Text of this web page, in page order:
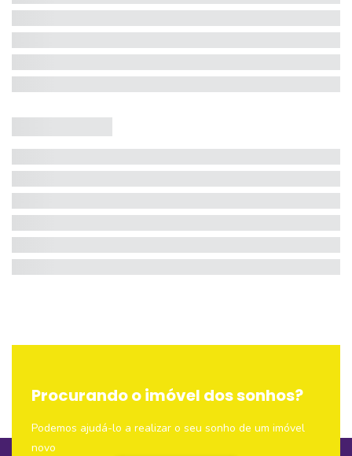
Procurando o imóvel dos sonhos?
Podemos ajudá-lo a realizar o seu sonho de um imóvel
novo